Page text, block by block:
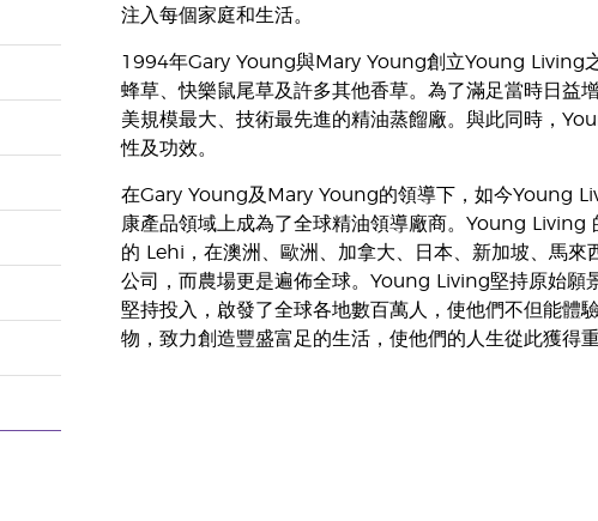
注入每個家庭和生活。
1994年Gary Young與Mary Young創立Young Living
蜂草、快樂鼠尾草及許多其他香草。為了滿足當時日
美規模最大、技術最先進的精油蒸餾廠。與此同時，
性及功效。
在Gary Young及Mary Young的領導下，如今Young
康產品領域上成為了全球精油領導廠商。Young Living
的 Lehi，在澳洲、歐洲、加拿大、日本、新加坡、馬來
公司，而農場更是遍佈全球。Young Living堅持原始願
堅持投入，啟發了全球各地數百萬人，使他們不但能體
物，致力創造豐盛富足的生活，使他們的人生從此獲得重